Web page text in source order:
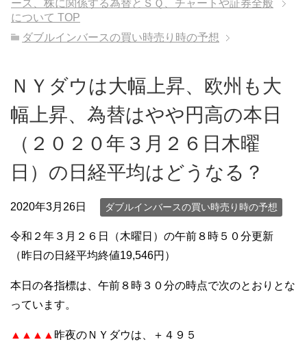
ース、株に関係する為替とＳＱ、チャートや証券全般
について TOP
ダブルインバースの買い時売り時の予想
ＮＹダウは大幅上昇、欧州も大
幅上昇、為替はやや円高の本日
（２０２０年３月２６日木曜
日）の日経平均はどうなる？
2020年3月26日 ダブルインバースの買い時売り時の予想
令和２年３月２６日（木曜日）の午前８時５０分更新
（昨日の日経平均終値19,546円）
本日の各指標は、午前８時３０分の時点で次のとおりとな
っています。
▲▲▲▲ 昨夜のＮＹダウは、＋４９５